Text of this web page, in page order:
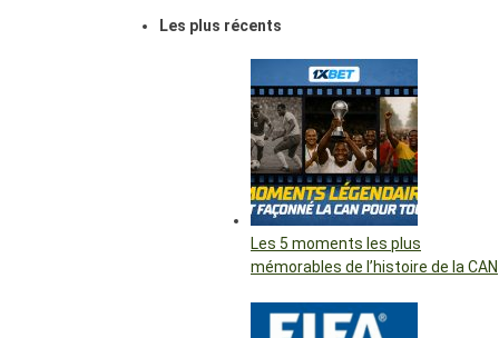
Les plus récents
Les 5 moments les plus
mémorables de l’histoire de la CAN